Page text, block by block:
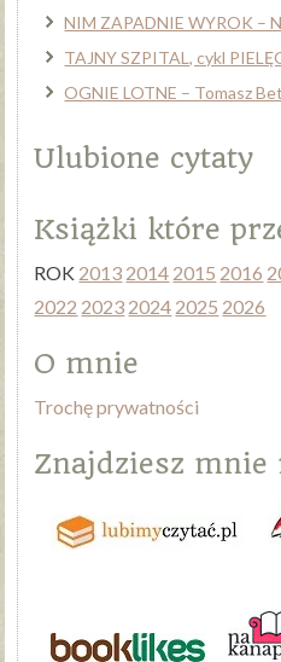
NIM ZAPADNIE WYROK –
TAJNY SZPITAL, cykl
OGNIE LOTNE – Tomasz
Ulubione cytaty
Książki które
ROK 2013 2014 2015 2016
2022 2023 2024 2025 2026
O mnie
Trochę prywatności
Znajdziesz mnie